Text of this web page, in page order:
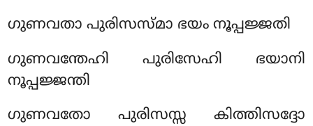
ഗുണവതാ പുരിസസ്മാ ഭയം നൂപ്പജ്ജതി
ഗുണവന്തേഹി പുരിസേഹി ഭയാനി
നൂപ്പജ്ജന്തി
ഗുണവതോ പുരിസസ്സ കിത്തിസദ്ദോ